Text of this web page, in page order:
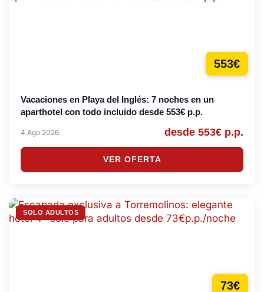
553€
Vacaciones en Playa del Inglés: 7 noches en un
aparthotel con todo incluido desde 553€ p.p.
4 Ago 2026 desde 553€ p.p.
VER OFERTA
SOLO ADULTOS
73€